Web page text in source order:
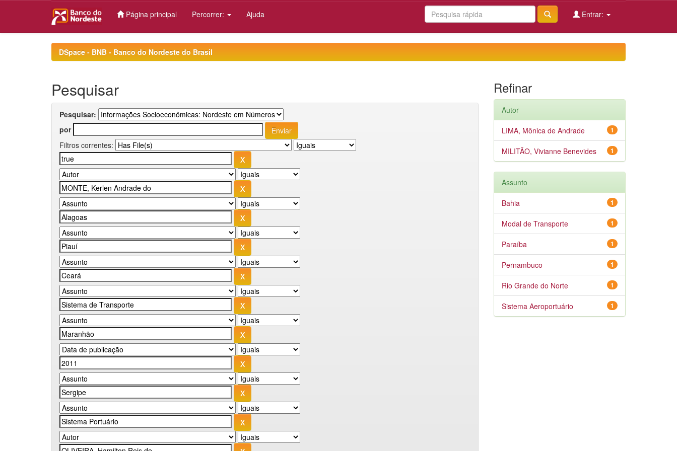
Página principal Percorrer: Ajuda Entrar:
DSpace - BNB - Banco do Nordeste do Brasil
Pesquisar
Pesquisar:
por
Filtros correntes:
Refinar
Autor
1
LIMA, Mônica de Andrade
1
MILITÃO, Vivianne Benevides
Assunto
1
Bahia
1
Modal de Transporte
1
Paraíba
1
Pernambuco
1
Rio Grande do Norte
1
Sistema Aeroportuário